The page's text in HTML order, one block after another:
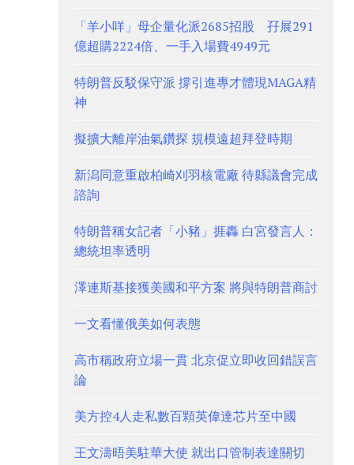
「羊小咩」母企量化派2685招股 孖展291
億超購2224倍、一手入場費4949元
特朗普反駁保守派 撐引進專才體現MAGA精
神
擬擴大離岸油氣鑽探 規模遠超拜登時期
新潟同意重啟柏崎刈羽核電廠 待縣議會完成
諮詢
特朗普稱女記者「小豬」捱轟 白宮發言人：
總統坦率透明
澤連斯基接獲美國和平方案 將與特朗普商討
一文看懂俄美如何表態
高市稱政府立場一貫 北京促立即收回錯誤言
論
美方控4人走私數百顆英偉達芯片至中國
王文濤晤美駐華大使 就出口管制表達關切